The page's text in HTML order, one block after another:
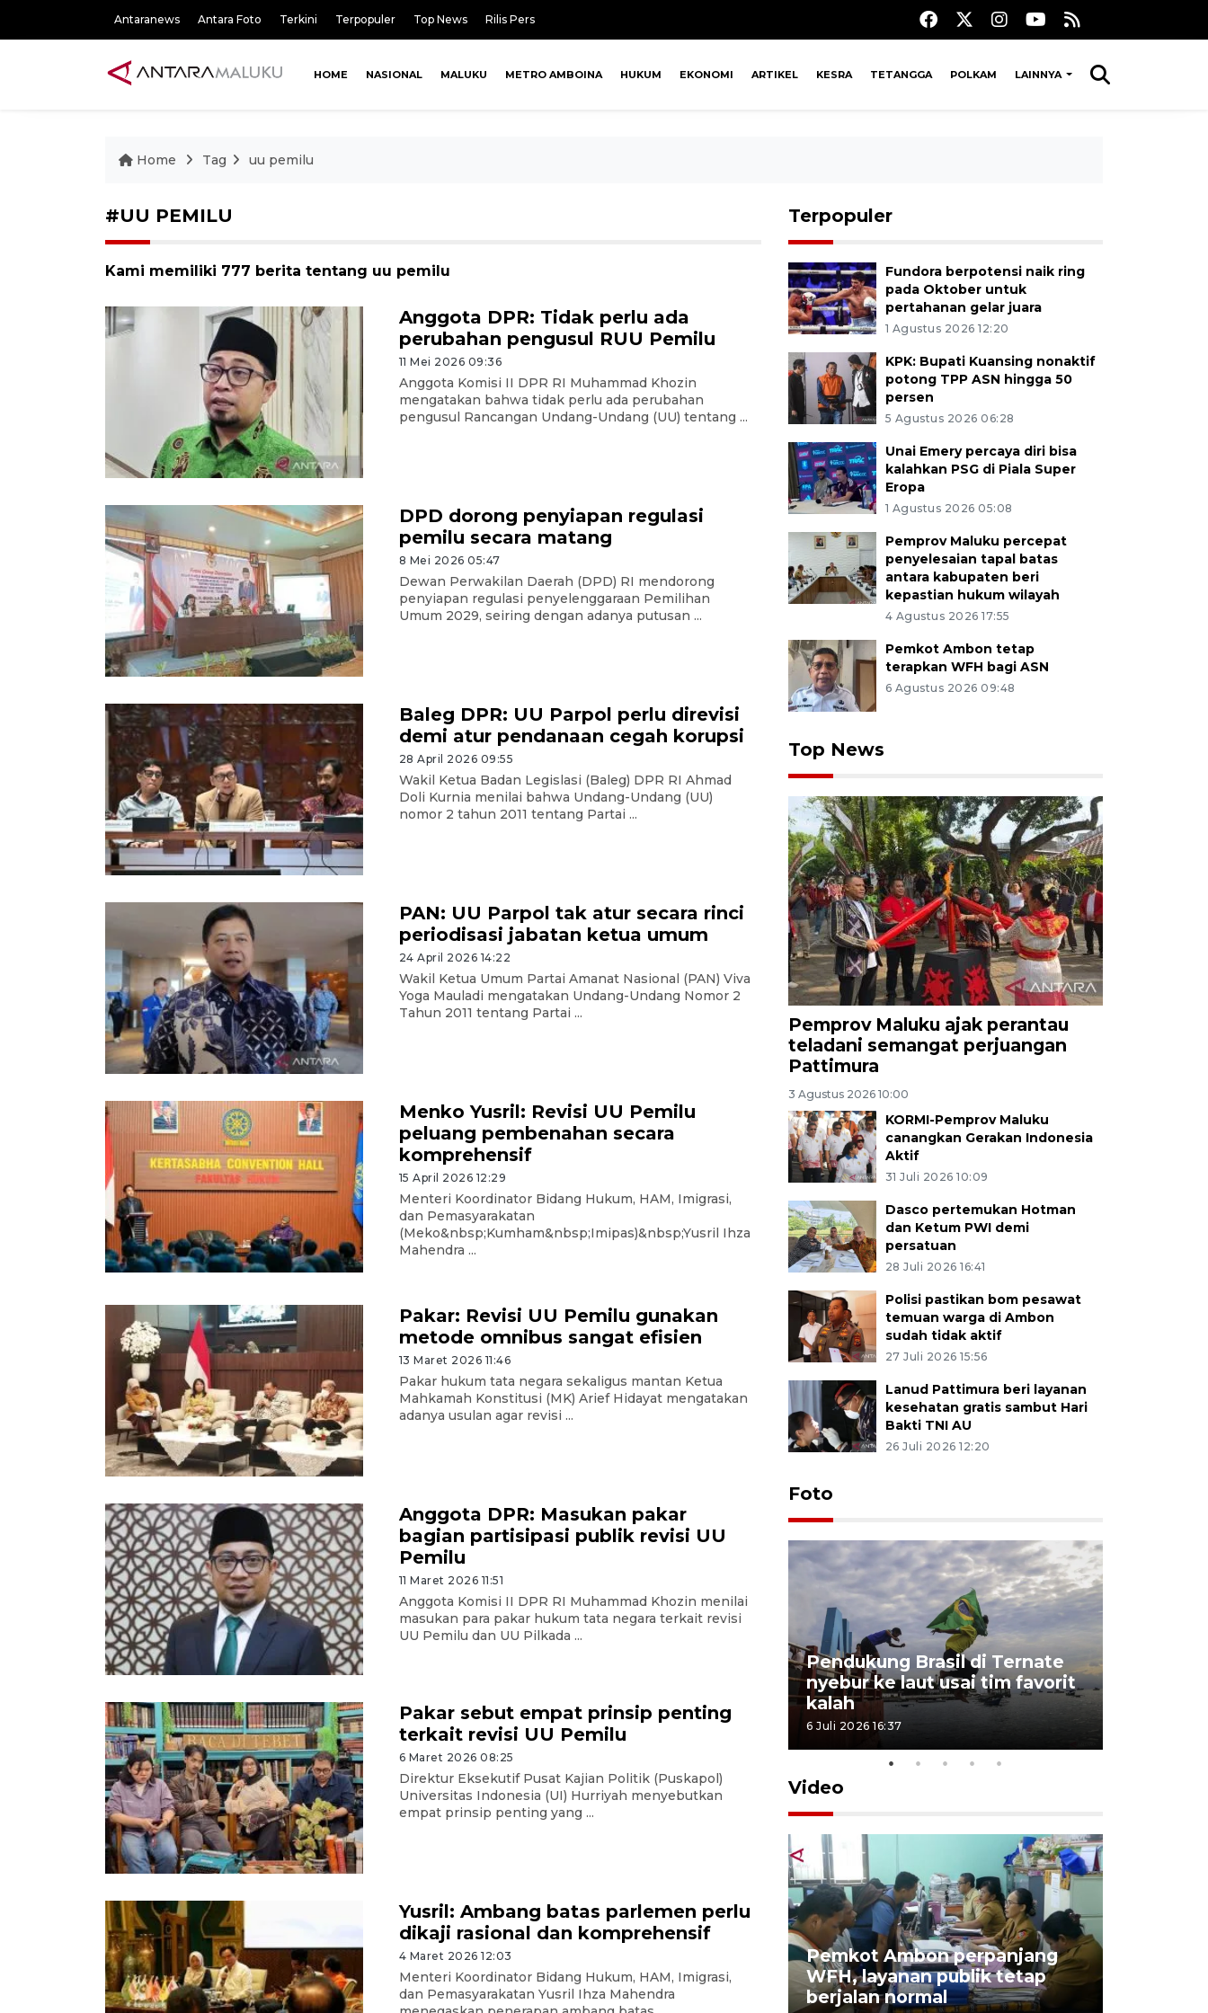
Antaranews Antara Foto Terkini Terpopuler Top News Rilis Pers
HOME NASIONAL MALUKU METRO AMBOINA HUKUM EKONOMI ARTIKEL KESRA TETANGGA POLKAM LAINNYA
Home Tag uu pemilu
#UU PEMILU
Kami memiliki 777 berita tentang uu pemilu
Anggota DPR: Tidak perlu ada
perubahan pengusul RUU Pemilu
11 Mei 2026 09:36
Anggota Komisi II DPR RI Muhammad Khozin
mengatakan bahwa tidak perlu ada perubahan
pengusul Rancangan Undang-Undang (UU) tentang ...
DPD dorong penyiapan regulasi
pemilu secara matang
8 Mei 2026 05:47
Dewan Perwakilan Daerah (DPD) RI mendorong
penyiapan regulasi penyelenggaraan Pemilihan
Umum 2029, seiring dengan adanya putusan ...
Baleg DPR: UU Parpol perlu direvisi
demi atur pendanaan cegah korupsi
28 April 2026 09:55
Wakil Ketua Badan Legislasi (Baleg) DPR RI Ahmad
Doli Kurnia menilai bahwa Undang-Undang (UU)
nomor 2 tahun 2011 tentang Partai ...
PAN: UU Parpol tak atur secara rinci
periodisasi jabatan ketua umum
24 April 2026 14:22
Wakil Ketua Umum Partai Amanat Nasional (PAN) Viva
Yoga Mauladi mengatakan Undang-Undang Nomor 2
Tahun 2011 tentang Partai ...
Menko Yusril: Revisi UU Pemilu
peluang pembenahan secara
komprehensif
15 April 2026 12:29
Menteri Koordinator Bidang Hukum, HAM, Imigrasi,
dan Pemasyarakatan
(Meko&nbsp;Kumham&nbsp;Imipas)&nbsp;Yusril Ihza
Mahendra ...
Pakar: Revisi UU Pemilu gunakan
metode omnibus sangat efisien
13 Maret 2026 11:46
Pakar hukum tata negara sekaligus mantan Ketua
Mahkamah Konstitusi (MK) Arief Hidayat mengatakan
adanya usulan agar revisi ...
Anggota DPR: Masukan pakar
bagian partisipasi publik revisi UU
Pemilu
11 Maret 2026 11:51
Anggota Komisi II DPR RI Muhammad Khozin menilai
masukan para pakar hukum tata negara terkait revisi
UU Pemilu dan UU Pilkada ...
Pakar sebut empat prinsip penting
terkait revisi UU Pemilu
6 Maret 2026 08:25
Direktur Eksekutif Pusat Kajian Politik (Puskapol)
Universitas Indonesia (UI) Hurriyah menyebutkan
empat prinsip penting yang ...
Yusril: Ambang batas parlemen perlu
dikaji rasional dan komprehensif
4 Maret 2026 12:03
Menteri Koordinator Bidang Hukum, HAM, Imigrasi,
dan Pemasyarakatan Yusril Ihza Mahendra
Terpopuler
Fundora berpotensi naik ring
pada Oktober untuk
pertahanan gelar juara
1 Agustus 2026 12:20
KPK: Bupati Kuansing nonaktif
potong TPP ASN hingga 50
persen
5 Agustus 2026 06:28
Unai Emery percaya diri bisa
kalahkan PSG di Piala Super
Eropa
1 Agustus 2026 05:08
Pemprov Maluku percepat
penyelesaian tapal batas
antara kabupaten beri
kepastian hukum wilayah
4 Agustus 2026 17:55
Pemkot Ambon tetap
terapkan WFH bagi ASN
6 Agustus 2026 09:48
Top News
Pemprov Maluku ajak perantau
teladani semangat perjuangan
Pattimura
3 Agustus 2026 10:00
KORMI-Pemprov Maluku
canangkan Gerakan Indonesia
Aktif
31 Juli 2026 10:09
Dasco pertemukan Hotman
dan Ketum PWI demi
persatuan
28 Juli 2026 16:41
Polisi pastikan bom pesawat
temuan warga di Ambon
sudah tidak aktif
27 Juli 2026 15:56
Lanud Pattimura beri layanan
kesehatan gratis sambut Hari
Bakti TNI AU
26 Juli 2026 12:20
Foto
Pasar Higienis
5 Mei 2026 05:32
Pendukung Brasil di Ternate
nyebur ke laut usai tim favorit
kalah
6 Juli 2026 16:37
Video
Ambon ajak semua pihak buka
ruang pada anak di lembaga
pembinaan
Pemkot Ambon perpanjang
WFH, layanan publik tetap
berjalan normal